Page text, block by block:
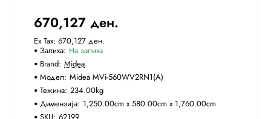
670,127 ден.
Ex Tax: 670,127 ден.
Залиха: На залиха
Brand: Midea
Модел: Midea MVi-560WV2RN1(A)
Тежина: 234.00kg
Димензија: 1,250.00cm x 580.00cm x 1,760.00cm